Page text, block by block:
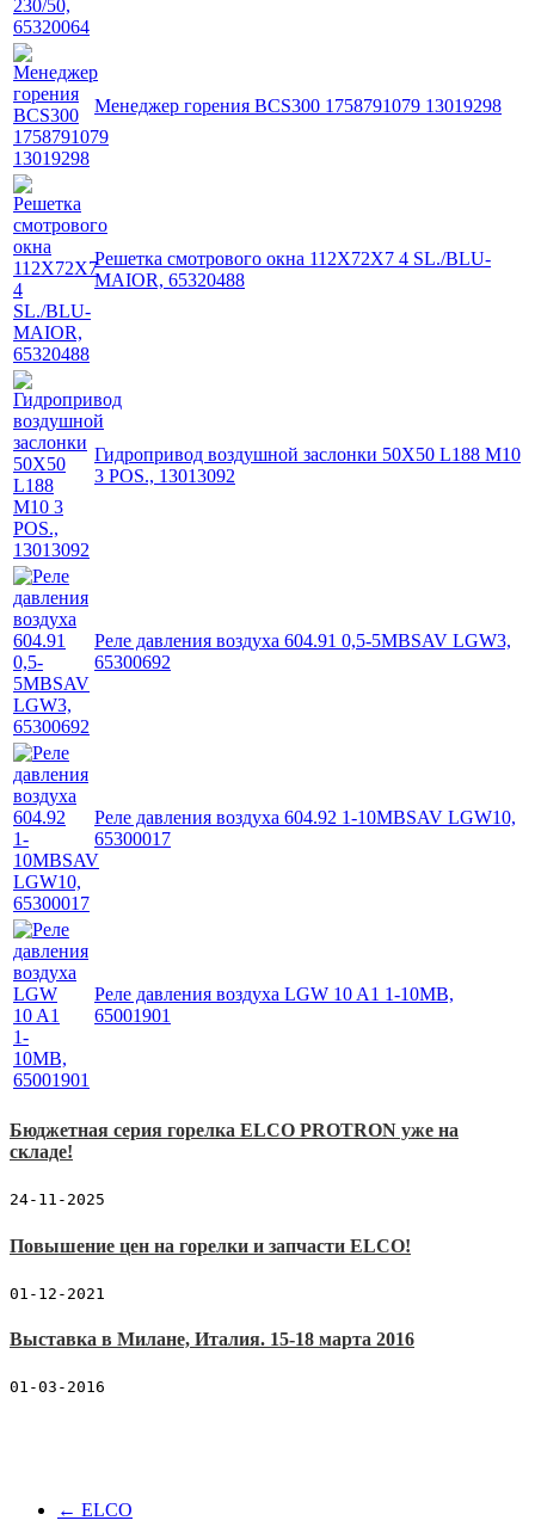
Менеджер горения BCS300 1758791079 13019298
Решетка смотрового окна 112X72X7 4 SL./BLU-
MAIOR, 65320488
Гидропривод воздушной заслонки 50X50 L188 M10
3 POS., 13013092
Реле давления воздуха 604.91 0,5-5MBSAV LGW3,
65300692
Реле давления воздуха 604.92 1-10MBSAV LGW10,
65300017
Реле давления воздуха LGW 10 A1 1-10MB,
65001901
Бюджетная серия горелка ELCO PROTRON уже на
складе!
24-11-2025
Повышение цен на горелки и запчасти ELCO!
01-12-2021
Выставка в Милане, Италия. 15-18 марта 2016
01-03-2016
← ELCO